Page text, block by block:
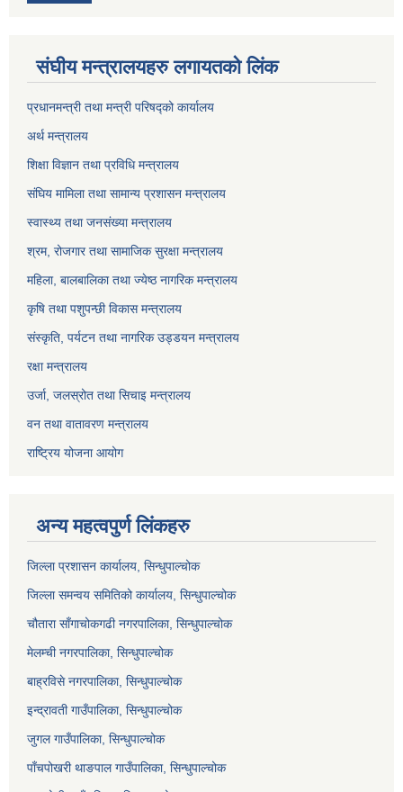
संघीय मन्त्रालयहरु लगायतको लिंक
प्रधानमन्त्री तथा मन्त्री परिषद्को कार्यालय
अर्थ मन्त्रालय
शिक्षा विज्ञान तथा प्रविधि मन्त्रालय
संघिय मामिला तथा सामान्य प्रशासन मन्त्रालय
स्वास्थ्य तथा जनसंख्या मन्त्रालय
श्रम, रोजगार तथा सामाजिक सुरक्षा मन्त्रालय
महिला, बालबालिका तथा ज्येष्ठ नागरिक मन्त्रालय
कृषि तथा पशुपन्छी विकास मन्त्रालय
संस्कृति, पर्यटन तथा नागरिक उड्डयन मन्त्रालय
रक्षा मन्त्रालय
उर्जा, जलस्रोत तथा सिचाइ मन्त्रालय
वन तथा वातावरण मन्त्रालय
राष्ट्रिय योजना आयोग
अन्य महत्वपुर्ण लिंकहरु
जिल्ला प्रशासन कार्यालय, सिन्धुपाल्चोक
जिल्ला समन्वय समितिको कार्यालय, सिन्धुपाल्चोक
चौतारा साँगाचोकगढी नगरपालिका, सिन्धुपाल्चोक
मेलम्ची नगरपालिका, सिन्धुपाल्चोक
बाह्रविसे नगरपालिका, सिन्धुपाल्चोक
इन्द्रावती गाउँपालिका, सिन्धुपाल्चोक
जुगल गाउँपालिका, सिन्धुपाल्चोक
पाँचपोखरी थाङपाल गाउँपालिका, सिन्धुपाल्चोक